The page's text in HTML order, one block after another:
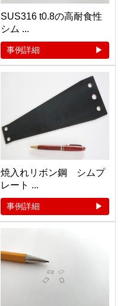
SUS316 t0.8の高耐食性
シム ...
事例詳細
焼入れリボン鋼 シムプ
レート ...
事例詳細